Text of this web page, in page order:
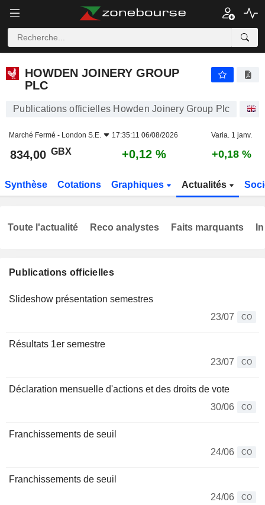
HOWDEN JOINERY GROUP
PLC
Publications officielles Howden Joinery Group Plc
Marché Fermé - London S.E. 17:35:11 06/08/2026 Varia. 1 janv.
834,00 GBX +0,12 % +0,18 %
Synthèse Cotations Graphiques Actualités
Publications officielles
Slideshow présentation semestres
23/07
CO
Résultats 1er semestre
23/07
CO
Déclaration mensuelle d'actions et des droits de vote
30/06
CO
Franchissements de seuil
24/06
CO
Franchissements de seuil
24/06
CO
Toute l'actualité Reco analystes Faits marquants